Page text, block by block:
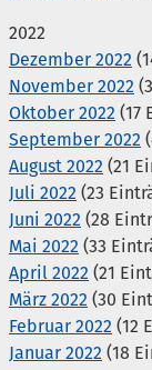
2022
Dezember 2022
November 2022
Oktober 2022 (17
September 2022
August 2022 (21
Juli 2022 (23
Juni 2022 (28
Mai 2022 (33
April 2022 (21
März 2022 (30
Februar 2022 (12
Januar 2022 (18